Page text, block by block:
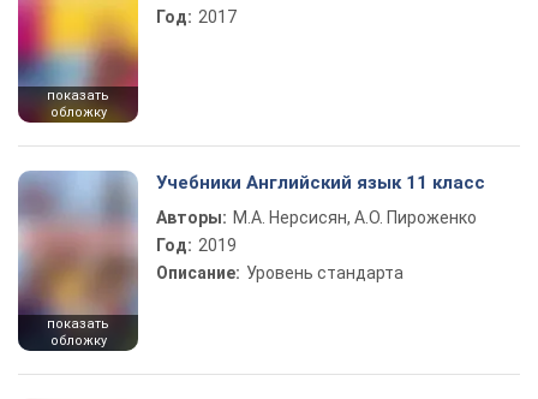
показать
обложку
Год: 2017
показать
обложку
Учебники Английский язык 11 класс
Авторы: М.А. Нерсисян, А.О. Пироженко
Год: 2019
Описание: Уровень стандарта